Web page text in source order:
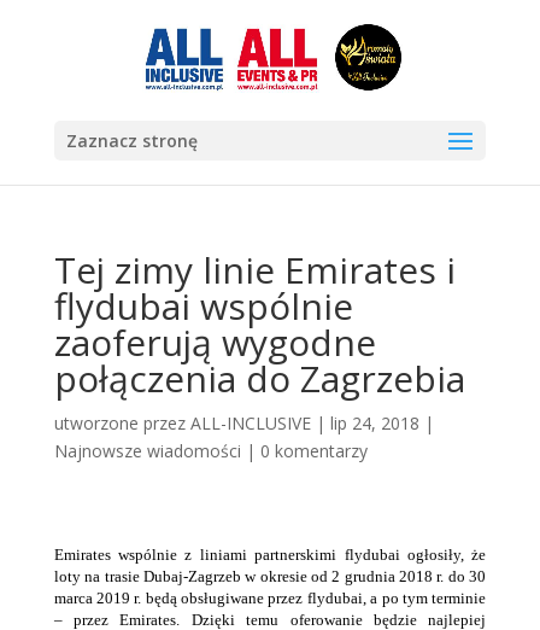
Zaznacz stronę
Tej zimy linie Emirates i
flydubai wspólnie
zaoferują wygodne
połączenia do Zagrzebia
utworzone przez ALL-INCLUSIVE| lip 24, 2018 |
Najnowsze wiadomości | 0 komentarzy
Emirates wspólnie z liniami partnerskimi flydubai ogłosiły, że
loty na trasie Dubaj-Zagrzeb w okresie od 2 grudnia 2018 r. do 30
marca 2019 r. będą obsługiwane przez flydubai, a po tym terminie
– przez Emirates. Dzięki temu oferowanie będzie najlepiej